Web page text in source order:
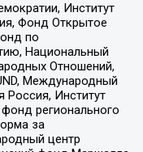
Институт
Фонд Открытое
по
Национальный
Отношений,
Международный
Россия, Институт
регионального
за
центр